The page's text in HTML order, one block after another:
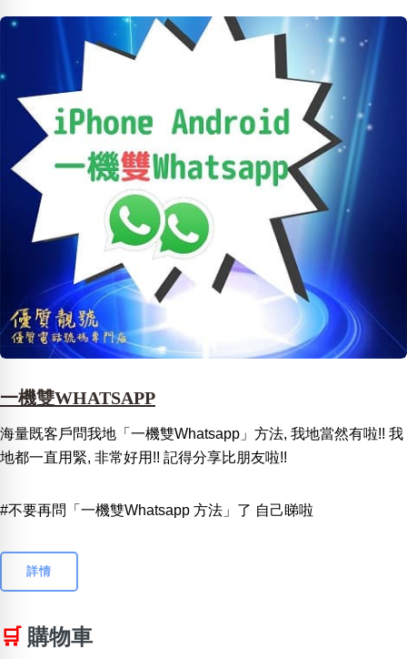
一機雙WHATSAPP
海量既客戶問我地「一機雙Whatsapp」方法, 我地當然有啦!! 我
地都一直用緊, 非常好用!! 記得分享比朋友啦!!
#不要再問「一機雙Whatsapp 方法」了 自己睇啦
詳情
🛒 購物車